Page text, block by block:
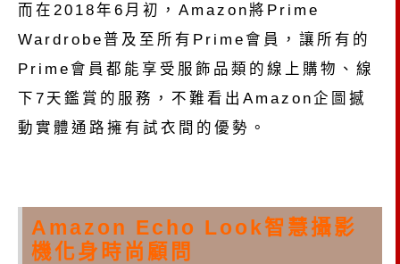
而在2018年6月初，Amazon將Prime
Wardrobe普及至所有Prime會員，讓所有的
Prime會員都能享受服飾品類的線上購物、線
下7天鑑賞的服務，不難看出Amazon企圖撼
動實體通路擁有試衣間的優勢。
Amazon Echo Look智慧攝影
機化身時尚顧問